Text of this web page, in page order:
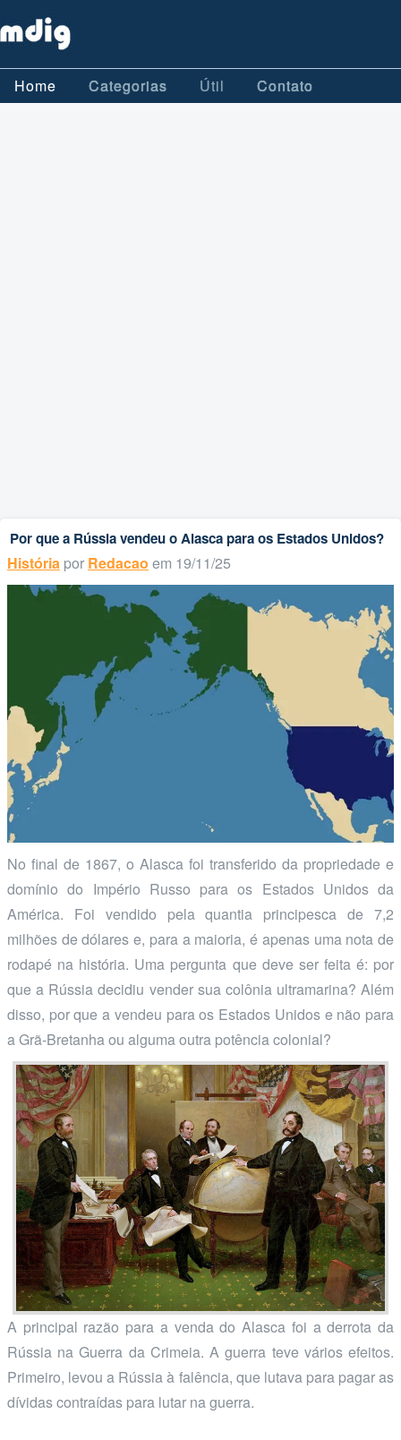
Home Categorias Útil Contato
Por que a Rússia vendeu o Alasca para os Estados Unidos?
História por Redacao em 19/11/25
No final de 1867, o Alasca foi transferido da propriedade e
domínio do Império Russo para os Estados Unidos da
América. Foi vendido pela quantia principesca de 7,2
milhões de dólares e, para a maioria, é apenas uma nota de
rodapé na história. Uma pergunta que deve ser feita é: por
que a Rússia decidiu vender sua colônia ultramarina? Além
disso, por que a vendeu para os Estados Unidos e não para
a Grã-Bretanha ou alguma outra potência colonial?
A principal razão para a venda do Alasca foi a derrota da
Rússia na Guerra da Crimeia. A guerra teve vários efeitos.
Primeiro, levou a Rússia à falência, que lutava para pagar as
dívidas contraídas para lutar na guerra.